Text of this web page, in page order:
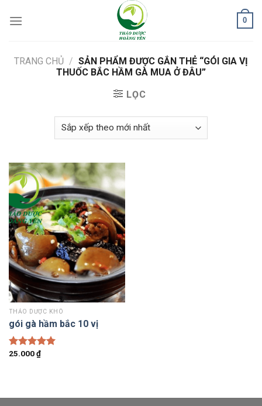
0
TRANG CHỦ / SẢN PHẨM ĐƯỢC GẮN THẺ “GÓI GIA VỊ
THUỐC BẮC HẦM GÀ MUA Ở ĐÂU”
LỌC
THẢO DƯỢC KHÔ
gói gà hầm bắc 10 vị
Được xếp
25.000₫